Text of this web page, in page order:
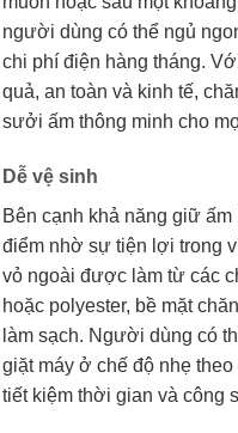
người dùng có thể ngủ
chi phí điện hàng tháng.
quả, an toàn và kinh tế,
sưởi ấm thông minh cho
Dễ vệ sinh
Bên cạnh khả năng giữ
điểm nhờ sự tiện lợi trong
vỏ ngoài được làm từ các
hoặc polyester, bề mặt
làm sạch. Người dùng có
giặt máy ở chế độ nhẹ
tiết kiệm thời gian và công